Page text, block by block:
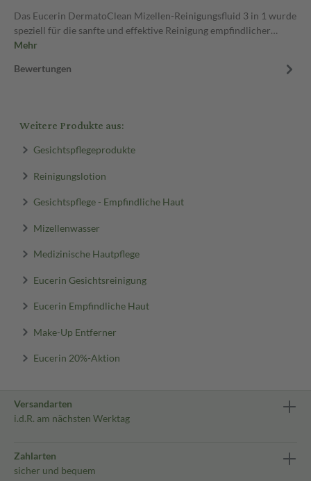
Das Eucerin DermatoClean Mizellen-Reinigungsfluid 3 in 1 wurde
speziell für die sanfte und effektive Reinigung empfindlicher…
Mehr
Bewertungen
Weitere Produkte aus:
Gesichtspflegeprodukte
Reinigungslotion
Gesichtspflege - Empfindliche Haut
Mizellenwasser
Medizinische Hautpflege
Eucerin Gesichtsreinigung
Eucerin Empfindliche Haut
Make-Up Entferner
Eucerin 20%-Aktion
Versandarten
i.d.R. am nächsten Werktag
Zahlarten
sicher und bequem